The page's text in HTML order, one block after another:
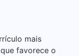
mais
favorece o